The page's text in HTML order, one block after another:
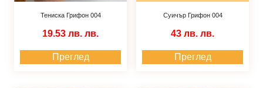
Тениска Грифон 004
19.53 лв. лв.
Преглед
Суичър Грифон 004
43 лв. лв.
Преглед